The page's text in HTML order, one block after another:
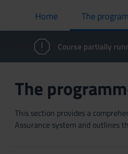
Home
current The
Course partially
The
This section provides a
Assurance system and outlines